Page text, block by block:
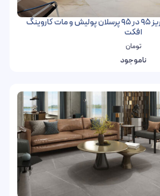
سرامیک اورتون هرمس تبریز 95 در 95 پرسلان پولیش و مات کاروینگ
افکت
تومان
ناموجود